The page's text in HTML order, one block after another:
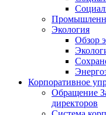
Экология
Обзор
Корпоративное
Обращение
директоров